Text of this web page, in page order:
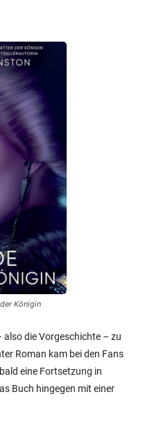
Königin
also die Vorgeschichte – zu
Roman kam bei den Fans
eine Fortsetzung in
Buch hingegen mit einer